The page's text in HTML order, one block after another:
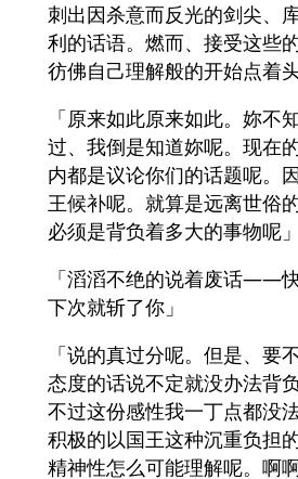
刺出因杀意而反光的剑尖、
利的话语。燃而、接受这些
彷佛自己理解般的开始点着头
「原来如此原来如此。妳不
过、我倒是知道妳呢。现在
内都是议论你们的话题呢。
王候补呢。就算是远离世俗
必须是背负着多大的事物呢」
「滔滔不绝的说着废话――
下次就斩了你」
「说的真过分呢。但是、要
态度的话说不定就没办法背
不过这份感性我一丁点都没
积极的以国王这种沉重负担
精神性怎么可能理解呢。啊